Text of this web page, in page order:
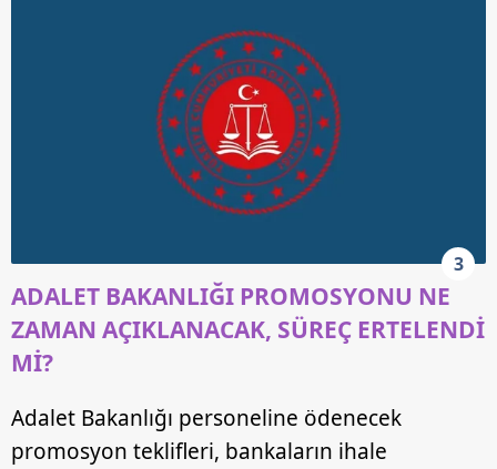
verileriniz işlenmekte olup gerekli olan çerezler bilgi
toplumu hizmetlerinin sunulması amacıyla
kullanılmaktadır. Diğer çerezler, sitemizin daha işlevsel
kılınması ve kişiselleştirilmesi ve sizlere yönelik
reklam/pazarlama faaliyetlerinin yapılması, amaçlarıyla
sınırlı olarak açık rızanız dahilinde kullanılacaktır.
Çerezlere ilişkin tercihlerinizi aşağıda yer alan panel
için Ayarlar butonuna tıklayabilir,Çerez Bilgilendirme
Metnimizi ziyaret edebilirsiniz.
6698 sayılı Kişisel Verilerin Korunması Kanunu uyarınca
hazırlanmış Aydınlatma Metnimizi okumak ve sitemizde
almak için lütfentıklayınız.
3
ADALET BAKANLIĞI PROMOSYONU NE
ZAMAN AÇIKLANACAK, SÜREÇ ERTELENDİ
Mİ?
Adalet Bakanlığı personeline ödenecek
promosyon teklifleri, bankaların ihale